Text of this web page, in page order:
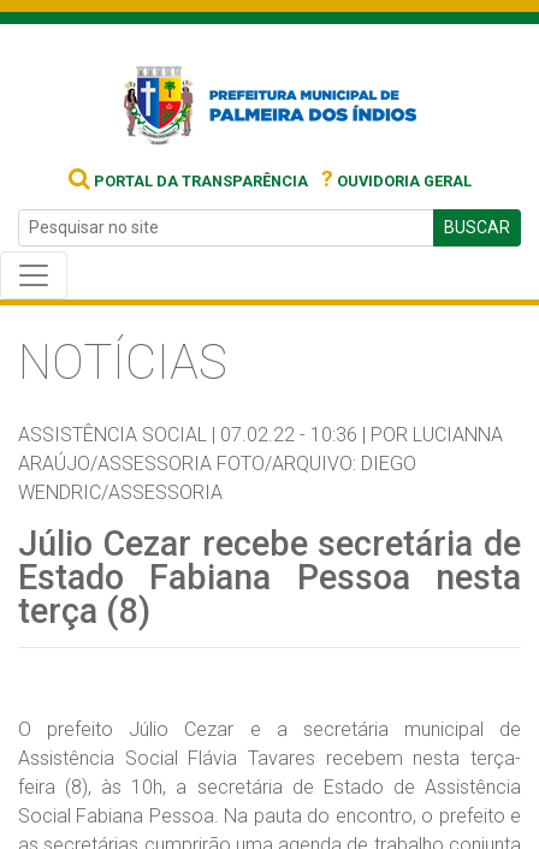
PORTAL DA TRANSPARÊNCIA ? OUVIDORIA GERAL
BUSCAR
NOTÍCIAS
ASSISTÊNCIA SOCIAL | 07.02.22 - 10:36 | POR LUCIANNA
ARAÚJO/ASSESSORIA FOTO/ARQUIVO: DIEGO
WENDRIC/ASSESSORIA
Júlio Cezar recebe secretária de
Estado Fabiana Pessoa nesta
terça (8)
O prefeito Júlio Cezar e a secretária municipal de
Assistência Social Flávia Tavares recebem nesta terça-
feira (8), às 10h, a secretária de Estado de Assistência
Social Fabiana Pessoa. Na pauta do encontro, o prefeito e